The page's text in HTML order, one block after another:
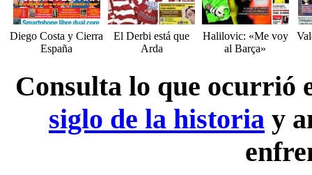
Diego Costa y Cierra
España
El Derbi está que
Arda
Halilovic: «Me voy
al Barça»
Consulta lo que ocurrió
siglo de la historia y